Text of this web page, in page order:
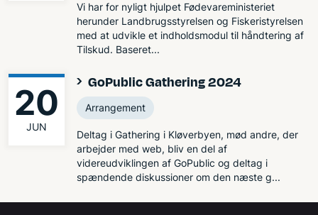
Vi har for nyligt hjulpet Fødevareministeriet
herunder Landbrugsstyrelsen og Fiskeristyrelsen
med at udvikle et indholdsmodul til håndtering af
Tilskud. Baseret...
GoPublic Gathering 2024
20
JUN
Arrangement
Deltag i Gathering i Kløverbyen, mød andre, der
arbejder med web, bliv en del af
videreudviklingen af GoPublic og deltag i
spændende diskussioner om den næste g...